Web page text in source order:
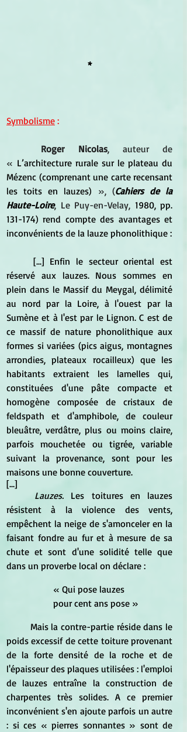
*
Symbolisme :
Roger Nicolas, auteur de
« L’architecture rurale sur le plateau du
Mézenc (comprenant une carte recensant
les toits en lauzes) », (Cahiers de la
Haute-Loire, Le Puy-en-Velay,‎ 1980, pp.
131-174) rend compte des avantages et
inconvénients de la lauze phonolithique :
réservé aux lauzes. Nous sommes en
plein dans le Massif du Meygal, délimité
au nord par la Loire, à l'ouest par la
Sumène et à l'est par le Lignon. C est de
ce massif de nature phonolithique aux
formes si variées (pics aigus, montagnes
arrondies, plateaux rocailleux) que les
habitants extraient les lamelles qui,
constituées d'une pâte compacte et
homogène composée de cristaux de
feldspath et d'amphibole, de couleur
bleuâtre, verdâtre, plus ou moins claire,
parfois mouchetée ou tigrée, variable
suivant la provenance, sont pour les
maisons une bonne couverture.
[...]
Lauzes. Les toitures en lauzes
résistent à la violence des vents,
empêchent la neige de s'amonceler en la
faisant fondre au fur et à mesure de sa
chute et sont d'une solidité telle que
dans un proverbe local on déclare :
« Qui pose lauzes
pour cent ans pose »
poids excessif de cette toiture provenant
de la forte densité de la roche et de
l'épaisseur des plaques utilisées : l'emploi
de lauzes entraîne la construction de
charpentes très solides. A ce premier
inconvénient s'en ajoute parfois un autre
: si ces « pierres sonnantes » sont de